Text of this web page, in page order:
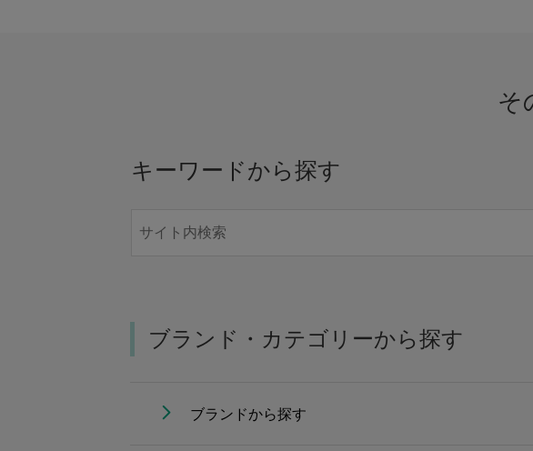
そ
キーワードから探す
ブランド・カテゴリーから探す
ブランドから探す